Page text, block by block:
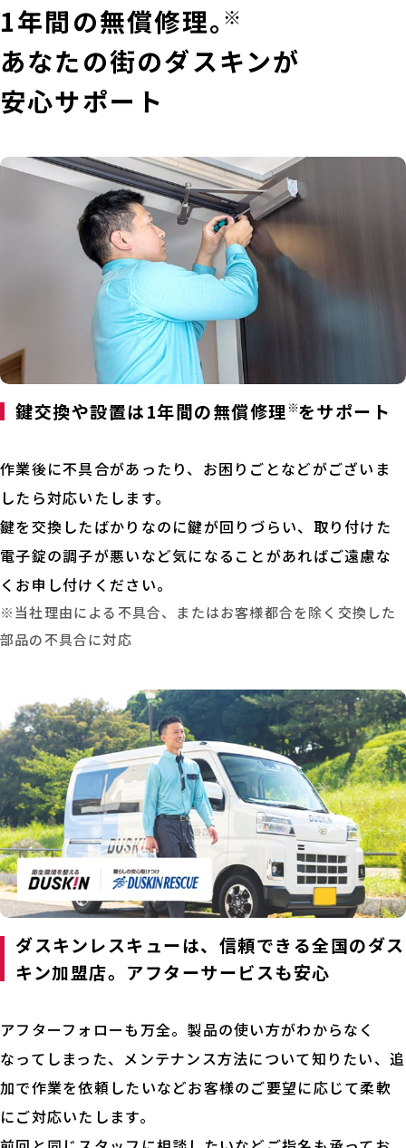
1年間の無償修理。
※
あなたの街のダスキンが
安心サポート
鍵交換や設置は1年間の無償修理 ※をサポート
作業後に不具合があったり、お困りごとなどがございま
したら対応いたします。
鍵を交換したばかりなのに鍵が回りづらい、取り付けた
電子錠の調子が悪いなど気になることがあればご遠慮な
くお申し付けください。
※当社理由による不具合、またはお客様都合を除く交換した
部品の不具合に対応
ダスキンレスキューは、信頼できる全国のダス
キン加盟店。アフターサービスも安心
アフターフォローも万全。製品の使い方がわからなく
なってしまった、メンテナンス方法について知りたい、追
加で作業を依頼したいなどお客様のご要望に応じて柔軟
にご対応いたします。